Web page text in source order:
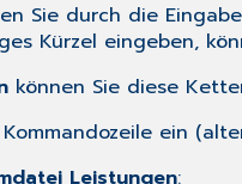
Sie durch die
Kürzel eingeben,
können Sie diese
Kommandozeile ein